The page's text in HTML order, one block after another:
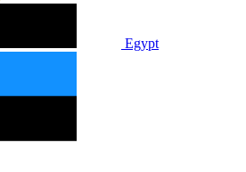
Egypt